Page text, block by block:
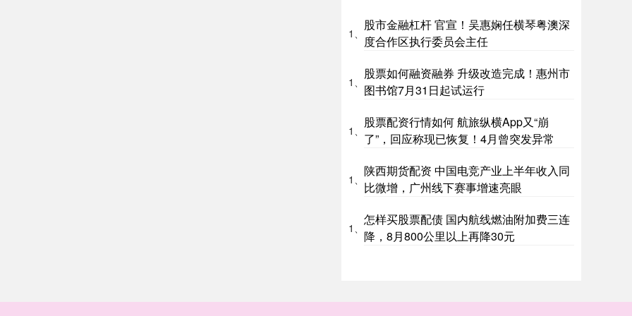
1、
股市金融杠杆 官宣！吴惠娴任横琴粤澳深
度合作区执行委员会主任
1、
股票如何融资融券 升级改造完成！惠州市
图书馆7月31日起试运行
1、
股票配资行情如何 航旅纵横App又“崩
了”，回应称现已恢复！4月曾突发异常
1、
陕西期货配资 中国电竞产业上半年收入同
比微增，广州线下赛事增速亮眼
1、
怎样买股票配债 国内航线燃油附加费三连
降，8月800公里以上再降30元